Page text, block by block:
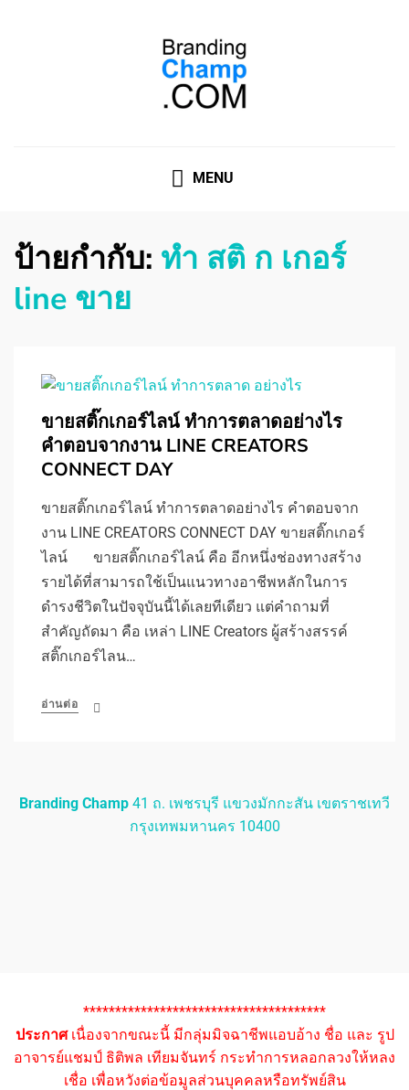
MENU
ป้ายกำกับ: ทํา สติ ก เกอร์
line ขาย
ขายสติ๊กเกอร์ไลน์ ทำการตลาดอย่างไร
คำตอบจากงาน LINE CREATORS
CONNECT DAY
ขายสติ๊กเกอร์ไลน์ ทำการตลาดอย่างไร คำตอบจาก
งาน LINE CREATORS CONNECT DAY ขายสติ๊กเกอร์
ไลน์ ขายสติ๊กเกอร์ไลน์ คือ อีกหนึ่งช่องทางสร้าง
รายได้ที่สามารถใช้เป็นแนวทางอาชีพหลักในการ
ดำรงชีวิตในปัจจุบันนี้ได้เลยทีเดียว แต่คำถามที่
สำคัญถัดมา คือ เหล่า LINE Creators ผู้สร้างสรรค์
สติ๊กเกอร์ไลน…
อ่านต่อ
Branding Champ 41 ถ. เพชรบุรี แขวงมักกะสัน เขตราชเทวี
กรุงเทพมหานคร 10400
**************************************
ประกาศเนื่องจากขณะนี้ มีกลุ่มมิจฉาชีพแอบอ้าง ชื่อ และ รูป
อาจารย์แชมป์ ธิติพล เทียมจันทร์ กระทำการหลอกลวงให้หลง
เชื่อ เพื่อหวังต่อข้อมูลส่วนบุคคลหรือทรัพย์สิน